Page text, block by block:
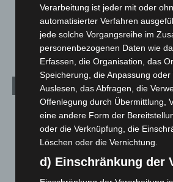
Celle: Mensch stirbt bei Bagger-Unfall
5. August 2026
Kategorien
Blaulicht
Corona-News
Hannover und Region
Langenhagen und Ortsteile
Verarbeitung ist jeder mit oder
automatisierter Verfahren
jede solche Vorgangsreihe im
personenbezogenen Daten wie
Erfassen, die Organisation, das
Speicherung, die Anpassung
Auslesen, das Abfragen, die
Offenlegung durch Übermittlung,
eine andere Form der
oder die Verknüpfung, die
Löschen oder die Vernichtung.
d) Einschränkung der